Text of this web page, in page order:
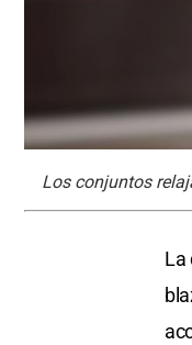
Los conjuntos
La